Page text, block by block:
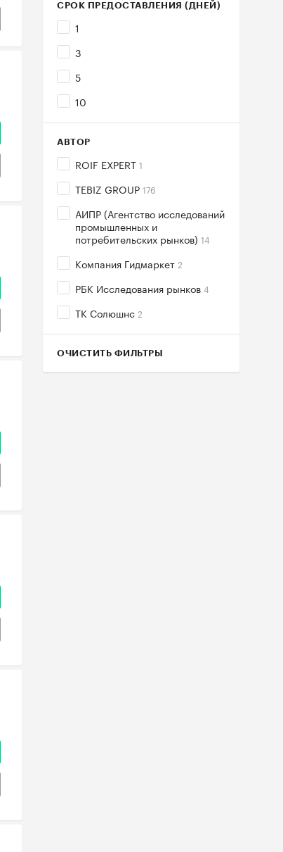
СРОК ПРЕДОСТАВЛЕНИЯ (ДНЕЙ)
1
3
5
10
АВТОР
ROIF EXPERT 1
TEBIZ GROUP 176
АИПР (Агентство исследований
промышленных и
потребительских рынков) 14
Компания Гидмаркет 2
РБК Исследования рынков 4
ТК Солюшнс 2
ОЧИСТИТЬ ФИЛЬТРЫ